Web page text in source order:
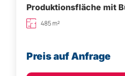
Produktionsfläche mit
485 m²
Preis auf Anfrage